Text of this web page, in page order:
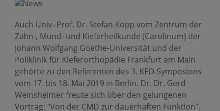
Auch Univ.-Prof. Dr. Stefan Kopp vom Zentrum der
Zahn-, Mund- und Kieferheilkunde (Carolinum) der
Johann Wolfgang Goethe-Universität und der
Poliklinik für Kieferorthopädie Frankfurt am Main
gehörte zu den Referenten des 3. KFO-Symposions
vom 17. bis 18. Mai 2019 in Berlin. Dr. Dr. Gerd
Weinsheimer freute sich über den gelungenen
Vortrag: "Von der CMD zur dauerhaften Funktion".